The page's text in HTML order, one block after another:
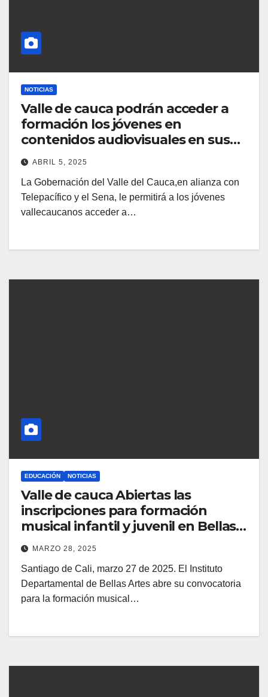
NOTICIAS
Valle de cauca podrán acceder a
formación los jóvenes en
contenidos audiovisuales en sus
territorios
ABRIL 5, 2025
La Gobernación del Valle del Cauca,en alianza con
Telepacífico y el Sena, le permitirá a los jóvenes
vallecaucanos acceder a…
EDUCACIÓN NOTICIAS
Valle de cauca Abiertas las
inscripciones para formación
musical infantil y juvenil en Bellas
Artes
MARZO 28, 2025
Santiago de Cali, marzo 27 de 2025. El Instituto
Departamental de Bellas Artes abre su convocatoria
para la formación musical…